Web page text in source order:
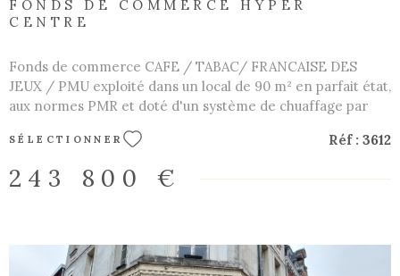
FONDS DE COMMERCE HYPER
CENTRE
Fonds de commerce CAFE / TABAC/ FRANCAISE DES
JEUX / PMU exploité dans un local de 90 m² en parfait état,
aux normes PMR et doté d'un système de chuaffage par
possible durant tout le printemps et l'été. Loyer mensuel
bien est exposé sont disponibles sur le site Géorisques
SÉLECTIONNER Réf : 3612
243 800 €